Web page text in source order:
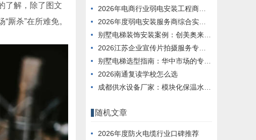
了解，除了图文
厮杀”在所难免。
2026年电商行业弱电安装工程商服务能力榜单
2026年度弱电安装服务商综合实力推荐榜单
别墅电梯装饰安装案例：创美奥来德定制工艺解析
2026江苏企业宣传片拍摄服务专业评选榜单
别墅电梯选型指南：华中市场的专业化解决方案实践
2026南通复读学校怎么选
成都供水设备厂家：模块化保温水箱解决方案
随机文章
2026年度防火电缆行业口碑推荐